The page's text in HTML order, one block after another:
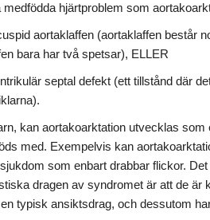
medfödda hjärtproblem som
aortaklaffen (aortaklaffen består
bara har två spetsar), ELLER
septal defekt (ett tillstånd där
kan aortakoarktation utvecklas
med. Exempelvis kan
som enbart drabbar flickor.
dragen av syndromet är att de
typisk ansiktsdrag, och dessutom